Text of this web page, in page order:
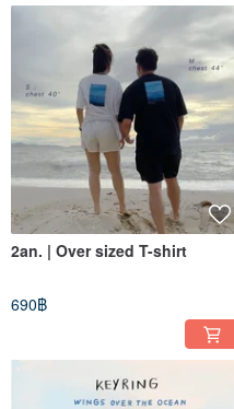
2an. | Over sized T-shirt
690฿